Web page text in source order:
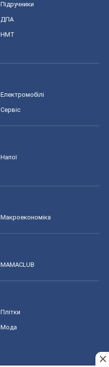
Підручники
ДПА
НМТ
Електромобілі
Сервіс
Напої
Макроекономіка
MAMACLUB
Плітки
Мода